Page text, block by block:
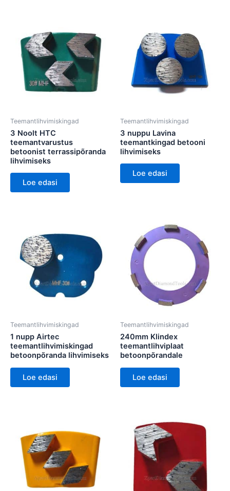
Teemantlihvimiskingad
3 Noolt HTC
teemantvarustus
betoonist terrassipõranda
lihvimiseks
Loe edasi
Teemantlihvimiskingad
3 nuppu Lavina
teemantkingad betooni
lihvimiseks
Loe edasi
Teemantlihvimiskingad
1 nupp Airtec
teemantlihvimiskingad
betoonpõranda lihvimiseks
Loe edasi
Teemantlihvimiskingad
240mm Klindex
teemantlihviplaat
betoonpõrandale
Loe edasi